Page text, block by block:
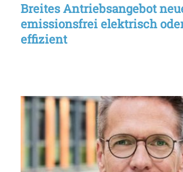
Breites Antriebsangebot
emissionsfrei elektrisch
effizient